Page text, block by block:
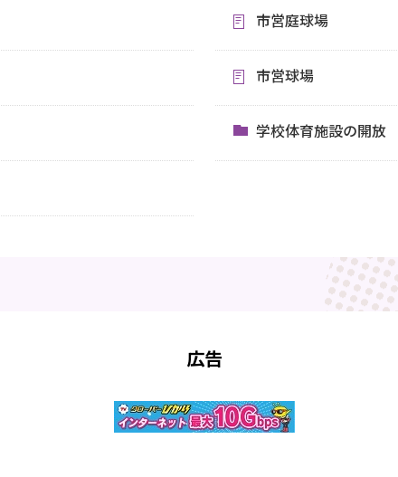
市営庭球場
市営球場
学校体育施設の開放
広告